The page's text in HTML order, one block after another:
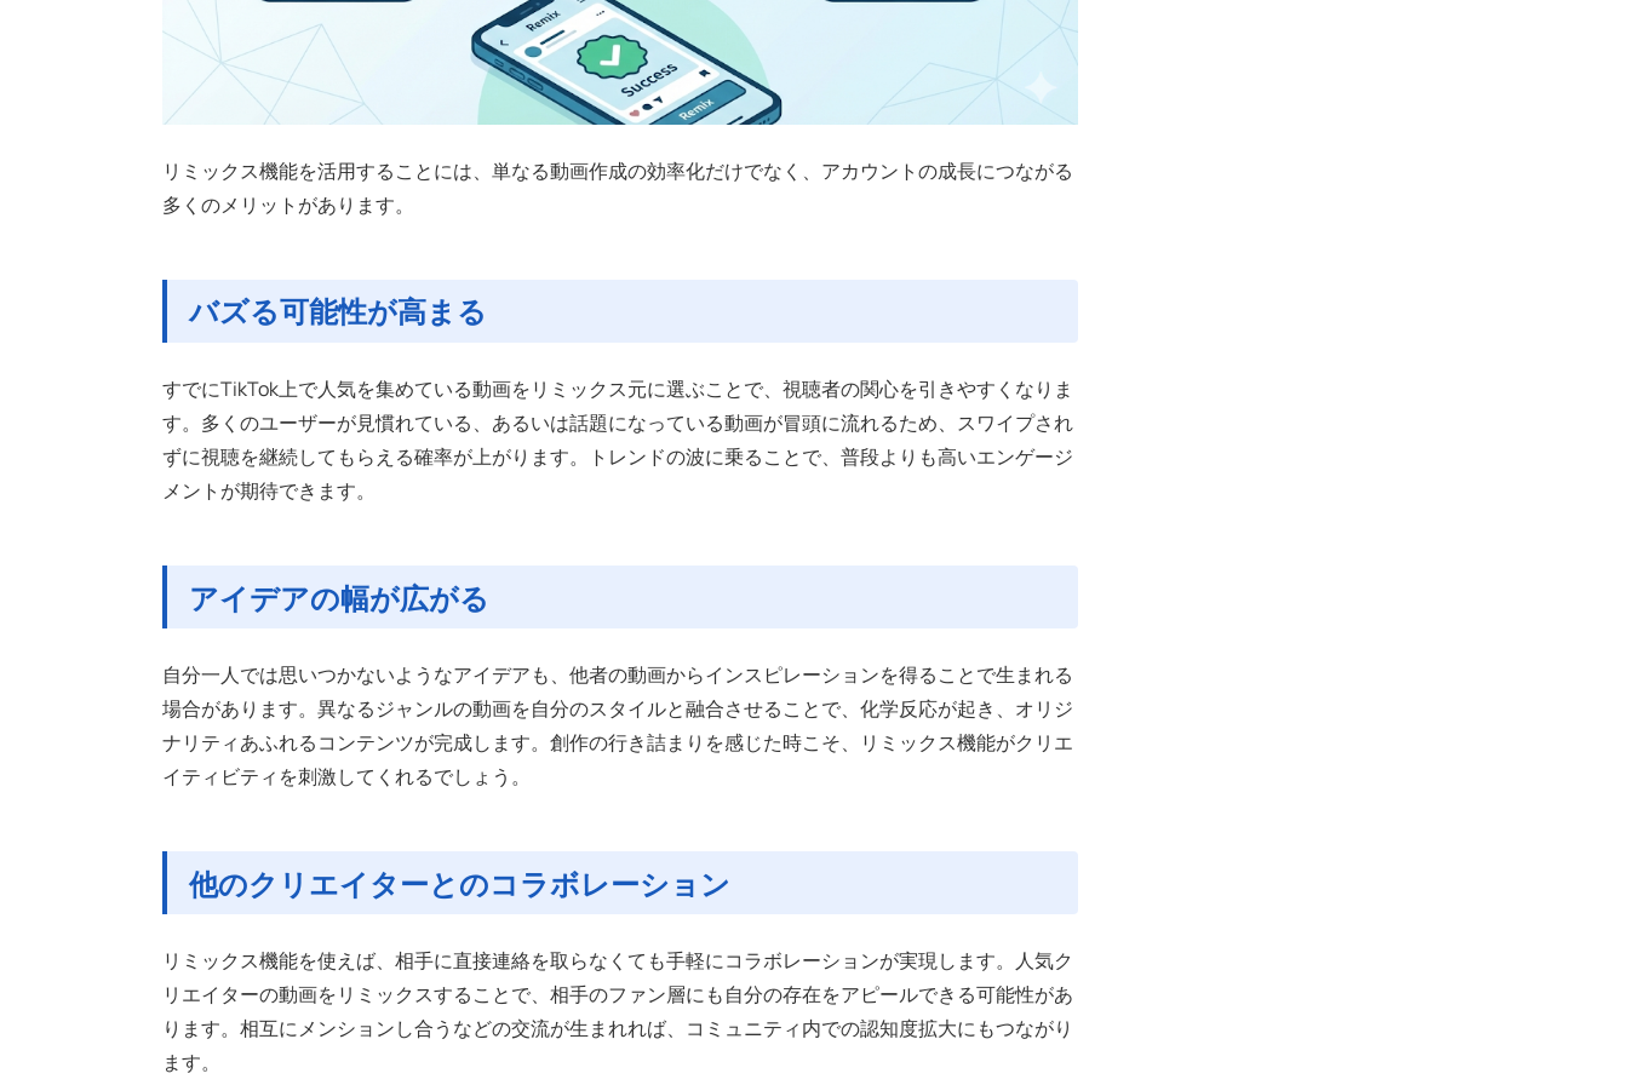
リミックス機能を活用することには、単なる動画作成の効率化だけでなく、アカウントの成長につながる
多くのメリットがあります。
バズる可能性が高まる
すでにTikTok上で人気を集めている動画をリミックス元に選ぶことで、視聴者の関心を引きやすくなりま
す。多くのユーザーが見慣れている、あるいは話題になっている動画が冒頭に流れるため、スワイプされ
ずに視聴を継続してもらえる確率が上がります。トレンドの波に乗ることで、普段よりも高いエンゲージ
メントが期待できます。
アイデアの幅が広がる
自分一人では思いつかないようなアイデアも、他者の動画からインスピレーションを得ることで生まれる
場合があります。異なるジャンルの動画を自分のスタイルと融合させることで、化学反応が起き、オリジ
ナリティあふれるコンテンツが完成します。創作の行き詰まりを感じた時こそ、リミックス機能がクリエ
イティビティを刺激してくれるでしょう。
他のクリエイターとのコラボレーション
リミックス機能を使えば、相手に直接連絡を取らなくても手軽にコラボレーションが実現します。人気ク
リエイターの動画をリミックスすることで、相手のファン層にも自分の存在をアピールできる可能性があ
ります。相互にメンションし合うなどの交流が生まれれば、コミュニティ内での認知度拡大にもつながり
ます。